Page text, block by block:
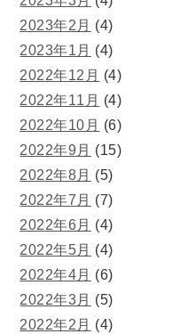
2023年2月 (4)
2023年1月 (4)
2022年12月 (4)
2022年11月 (4)
2022年10月 (6)
2022年9月 (15)
2022年8月 (5)
2022年7月 (7)
2022年6月 (4)
2022年5月 (4)
2022年4月 (6)
2022年3月 (5)
2022年2月 (4)